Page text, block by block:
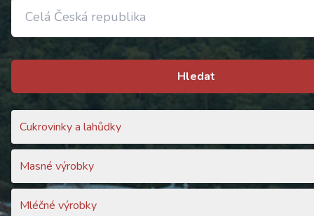
Hledat
Cukrovinky a lahůdky
Masné výrobky
Mléčné výrobky